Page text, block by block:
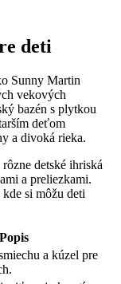
deti
Sunny Martin
vekových
bazén s plytkou
deťom
a divoká rieka.
detské ihriská
a preliezkami.
si môžu deti
Popis
a kúzel pre